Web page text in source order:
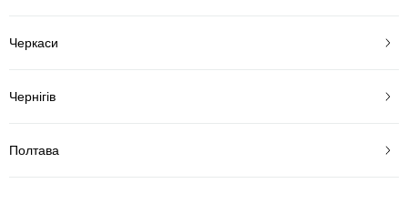
Черкаси
Чернігів
Полтава